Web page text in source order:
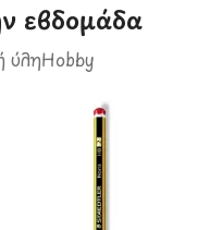
εβδομάδα​
ύληHobby